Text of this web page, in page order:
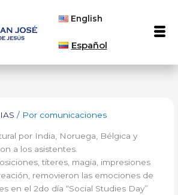
English
Español
/ Por comunicaciones
por India, Noruega, Bélgica y
a los asistentes.
títeres, magia, impresiones
removieron las emociones de
en el 2do día “Social Studies Day”